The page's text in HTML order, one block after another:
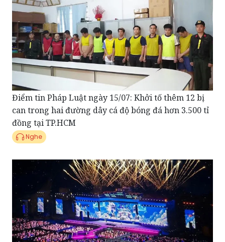
Điểm tin Pháp Luật ngày 15/07: Khởi tố thêm 12 bị
can trong hai đường dây cá độ bóng đá hơn 3.500 tỉ
đồng tại TP.HCM
Nghe